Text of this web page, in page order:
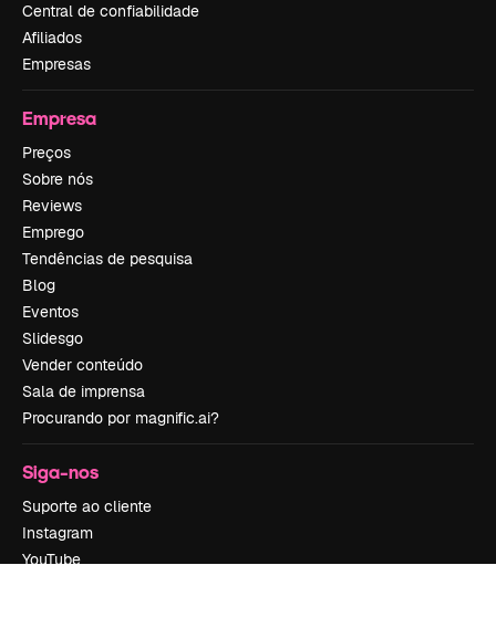
Central de confiabilidade
Afiliados
Empresas
Empresa
Preços
Sobre nós
Reviews
Emprego
Tendências de pesquisa
Blog
Eventos
Slidesgo
Vender conteúdo
Sala de imprensa
Procurando por magnific.ai?
Siga-nos
Suporte ao cliente
Instagram
YouTube